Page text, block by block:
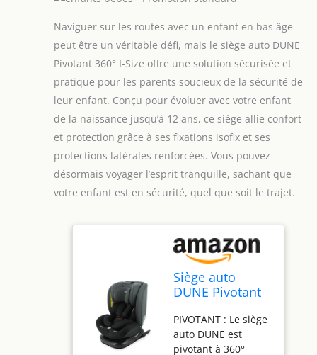
Naviguer sur les routes avec un enfant en bas âge
peut être un véritable défi, mais le siège auto DUNE
Pivotant 360° I-Size offre une solution sécurisée et
pratique pour les parents soucieux de la sécurité de
leur enfant. Conçu pour évoluer avec votre enfant
de la naissance jusqu’à 12 ans, ce siège allie confort
et protection grâce à ses fixations isofix et ses
protections latérales renforcées. Vous pouvez
désormais voyager l’esprit tranquille, sachant que
votre enfant est en sécurité, quel que soit le trajet.
Siège auto
DUNE Pivotant
150 cm -
Evolutif dès la
naissance
PIVOTANT : Le siège
auto DUNE est
pivotant à 360°